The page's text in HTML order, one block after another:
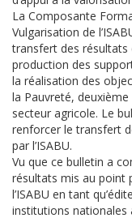
La Composante
Vulgarisation de
transfert des résultats
production des
la réalisation des
la Pauvreté,
secteur agricole. Le
renforcer le transfert
par l’ISABU.
Vu que ce bulletin a
résultats mis au point
l’ISABU en tant
institutions nationales